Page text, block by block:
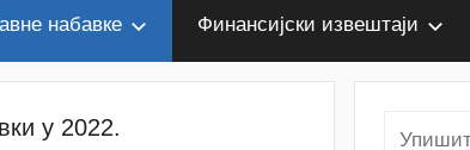
набавке Финансијски извештаји
у 2022.